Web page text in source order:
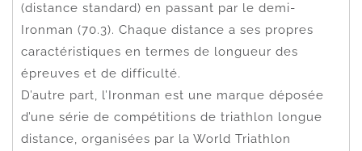
(distance standard) en passant par le demi-
Ironman (70.3). Chaque distance a ses propres
caractéristiques en termes de longueur des
épreuves et de difficulté.
D’autre part, l’Ironman est une marque déposée
d’une série de compétitions de triathlon longue
distance, organisées par la World Triathlon